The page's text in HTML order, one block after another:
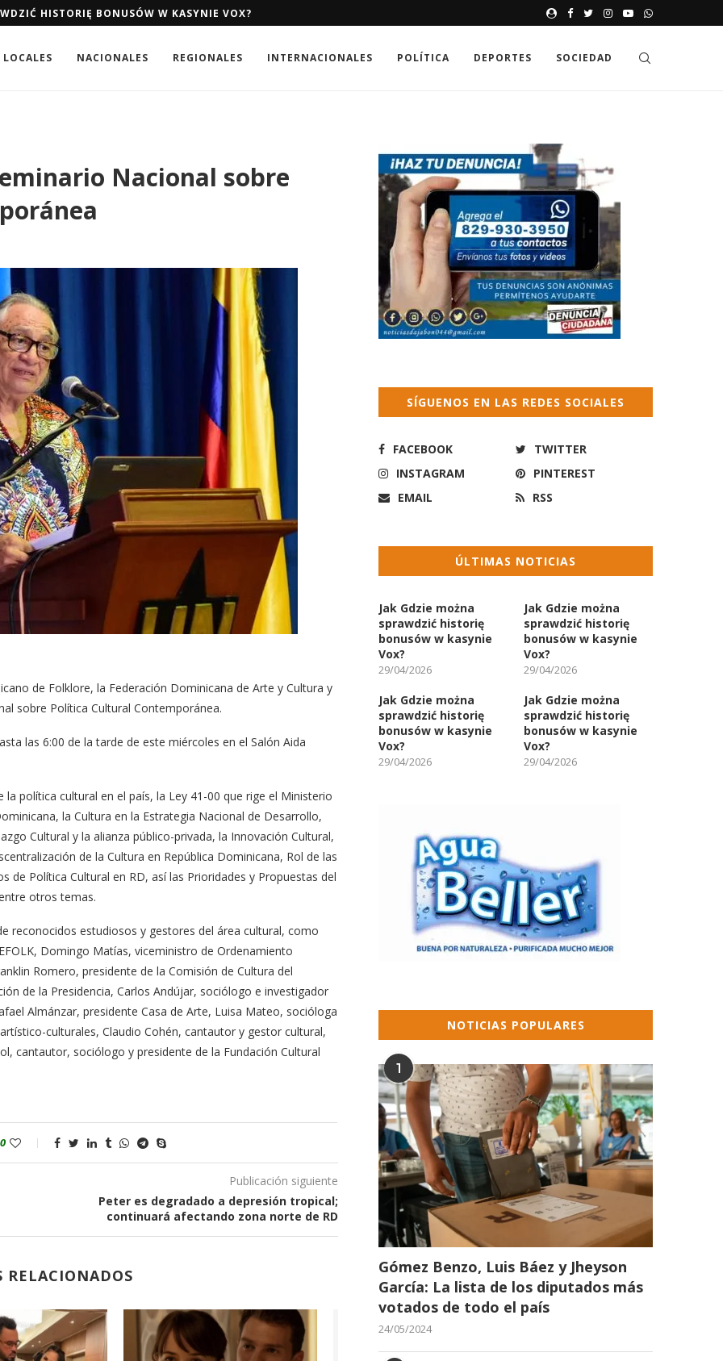
HISTORIĘ BONUSÓW W KASYNIE VOX?
JAK GDZIE MOŻNA
LOCALES NACIONALES REGIONALES INTERNACIONALES POLÍTICA DEPORTES SOCIEDAD
Nacional sobre
de Folklore, la Federación Dominicana de Arte y Cultura y
sobre Política Cultural Contemporánea.
las 6:00 de la tarde de este miércoles en el Salón Aida
política cultural en el país, la Ley 41-00 que rige el Ministerio
la Cultura en la Estrategia Nacional de Desarrollo,
Cultural y la alianza público-privada, la Innovación Cultural,
de la Cultura en República Dominicana, Rol de las
de Política Cultural en RD, así las Prioridades y Propuestas del
otros temas.
reconocidos estudiosos y gestores del área cultural, como
Domingo Matías, viceministro de Ordenamiento
Romero, presidente de la Comisión de Cultura del
de la Presidencia, Carlos Andújar, sociólogo e investigador
Almánzar, presidente Casa de Arte, Luisa Mateo, socióloga
culturales, Claudio Cohén, cantautor y gestor cultural,
cantautor, sociólogo y presidente de la Fundación Cultural
0
Publicación siguiente
Peter es degradado a depresión tropical;
continuará afectando zona norte de RD
RELACIONADOS
SÍGUENOS EN LAS REDES SOCIALES
FACEBOOK
TWITTER
INSTAGRAM
PINTEREST
EMAIL
RSS
ÚLTIMAS NOTICIAS
Jak Gdzie można
sprawdzić historię
bonusów w kasynie
Vox?
29/04/2026
Jak Gdzie można
sprawdzić historię
bonusów w kasynie
Vox?
29/04/2026
Jak Gdzie można
sprawdzić historię
bonusów w kasynie
Vox?
29/04/2026
Jak Gdzie można
sprawdzić historię
bonusów w kasynie
Vox?
29/04/2026
NOTICIAS POPULARES
1
Gómez Benzo, Luis Báez y Jheyson
García: La lista de los diputados más
votados de todo el país
24/05/2024